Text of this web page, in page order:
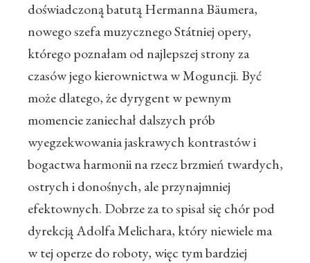
doświadczoną batutą Hermanna Bäumera,
nowego szefa muzycznego Státniej opery,
którego poznałam od najlepszej strony za
czasów jego kierownictwa w Moguncji. Być
może dlatego, że dyrygent w pewnym
momencie zaniechał dalszych prób
wyegzekwowania jaskrawych kontrastów i
bogactwa harmonii na rzecz brzmień twardych,
ostrych i donośnych, ale przynajmniej
efektownych. Dobrze za to spisał się chór pod
dyrekcją Adolfa Melichara, który niewiele ma
w tej operze do roboty, więc tym bardziej